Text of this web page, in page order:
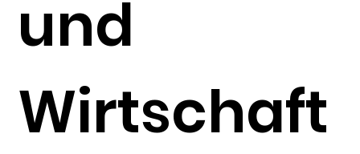
und
Wirtschaft